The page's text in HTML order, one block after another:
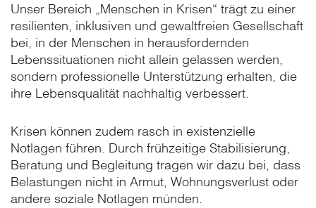
Unser Bereich „Menschen in Krisen“ trägt zu einer
resilienten, inklusiven und gewaltfreien Gesellschaft
bei, in der Menschen in herausfordernden
Lebenssituationen nicht allein gelassen werden,
sondern professionelle Unterstützung erhalten, die
ihre Lebensqualität nachhaltig verbessert.
Krisen können zudem rasch in existenzielle
Notlagen führen. Durch frühzeitige Stabilisierung,
Beratung und Begleitung tragen wir dazu bei, dass
Belastungen nicht in Armut, Wohnungsverlust oder
andere soziale Notlagen münden.